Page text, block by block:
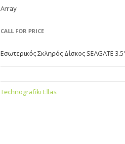
Array
CALL FOR PRICE
Εσωτερικός Σκληρός Δίσκος SEAGATE
Technografiki Ellas